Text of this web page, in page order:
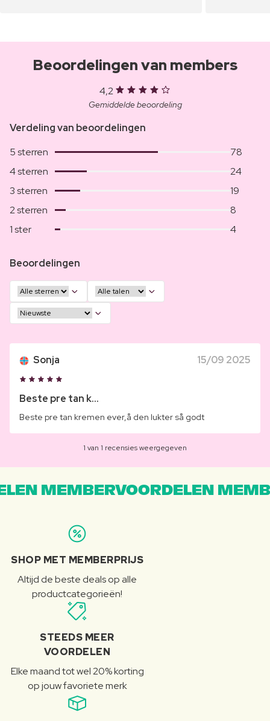
Beoordelingen van members
4,2
Gemiddelde beoordeling
Verdeling van beoordelingen
5 sterren
78
4 sterren
24
3 sterren
19
2 sterren
8
1 ster
4
Beoordelingen
Sonja 15/09 2025
Beste pre tan k...
Beste pre tan kremen ever,å den lukter så godt
1 van 1 recensies weergegeven
MEMBERVOORDELEN
SHOP MET MEMBERPRIJS
Altijd de beste deals op alle
productcategorieën!
STEEDS MEER
VOORDELEN
Elke maand tot wel 20% korting
op jouw favoriete merk